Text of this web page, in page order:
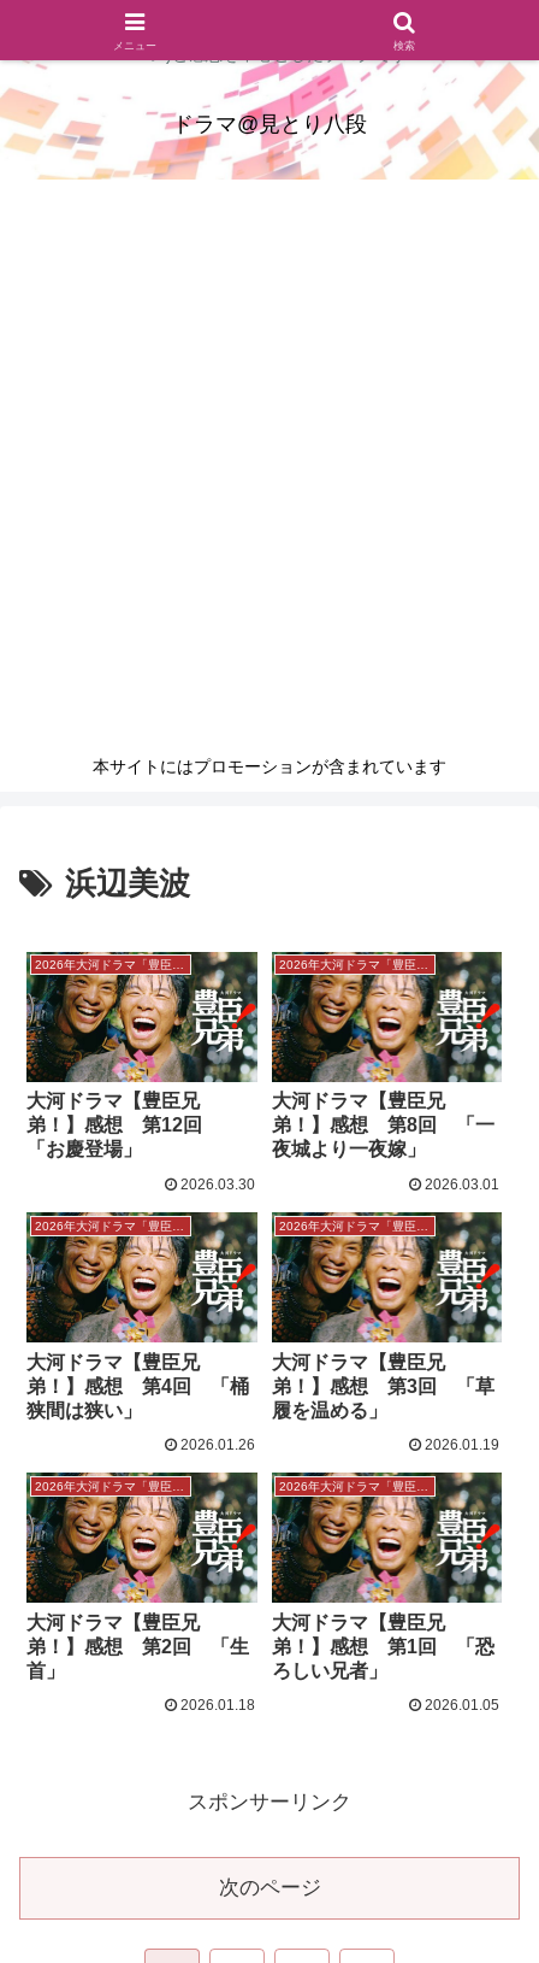
ドラマのシーンとセリフを切り取ったあらすじレビュー(復習ネタ
バレ)と感想を中心としたブログです
ドラマ@見とり八段
本サイトにはプロモーションが含まれています
浜辺美波
2026年大河ドラマ「豊臣兄弟！」感想
大河ドラマ【豊臣兄
弟！】感想 第12回
「お慶登場」
2026.03.30
2026年大河ドラマ「豊臣兄弟！」感想
大河ドラマ【豊臣兄
弟！】感想 第8回 「一
夜城より一夜嫁」
2026.03.01
大河ドラマ【豊臣兄
弟！】感想 第4回 「桶
狭間は狭い」
2026.01.26
大河ドラマ【豊臣兄
弟！】感想 第3回 「草
履を温める」
2026.01.19
大河ドラマ【豊臣兄
弟！】感想 第2回 「生
首」
2026.01.18
大河ドラマ【豊臣兄
弟！】感想 第1回 「恐
ろしい兄者」
2026.01.05
スポンサーリンク
次のページ
メニュー 検索